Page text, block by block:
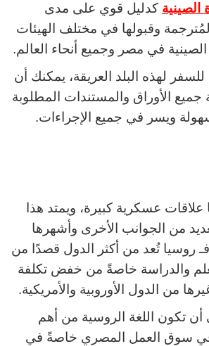
كدليل قوي على مدى
وقبولها في مختلف الهيئات
في مصر وجميع أنحاء العالم.
لهذه البلد العريقة، يمكنك أن
جميع الأوراق والمستندات المطلوبة
ويسر في جميع الإجراءات.
عسكرية كبيرة، ويمتد هذا
من الجوانب الأخرى وأشهرها
فـ روسيا تُعد من أكثر الدول قصدًا من
والدراسة خاصةً من خفض تكلفة
من الدول الأوروبية والأمريكية.
أن تكون اللغة الروسية من أهم
في سوق العمل المصري خاصةً في